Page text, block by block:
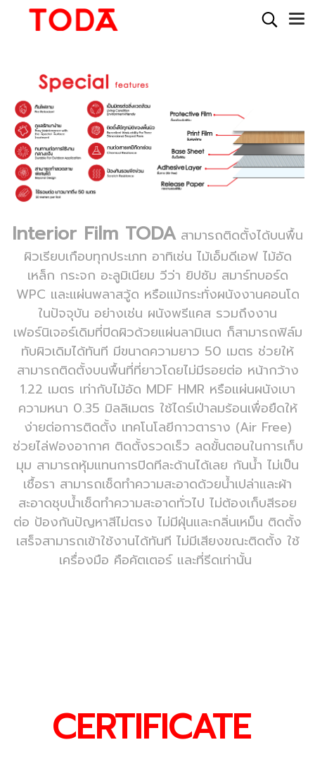
Interior Film TODAสามารถติดตั้งได้บนพื้น
ผิวเรียบเกือบทุกประเภท อาทิเช่น ไม้เอ็มดีเอฟ ไม้อัด
เหล็ก กระจก อะลูมิเนียม วีว่า ยิปซัม สมาร์ทบอร์ด
WPC และแผ่นพลาสวู้ด หรือแม้กระทั่งผนังงานคอนโด
ในปัจจุบัน อย่างเช่น ผนังพรีแคส รวมถึงงาน
เฟอร์นิเจอร์เดิมที่ปิดผิวด้วยแผ่นลามิเนต ก็สามารถฟิล์ม
ทับผิวเดิมได้ทันที มีขนาดความยาว 50 เมตร ช่วยให้
สามารถติดตั้งบนพื้นที่ที่ยาวโดยไม่มีรอยต่อ หน้ากว้าง
1.22 เมตร เท่ากับไม้อัด MDF HMR หรือแผ่นผนังเบา
ความหนา 0.35 มิลลิเมตร ใช้ไดร์เป่าลมร้อนเพื่อยืดให้
ง่ายต่อการติดตั้ง เทคโนโลยีกาวตาราง (Air Free)
ช่วยไล่ฟองอากาศ ติดตั้งรวดเร็ว ลดขั้นตอนในการเก็บ
มุม สามารถหุ้มแทนการปิดทีละด้านได้เลย กันน้ำ ไม่เป็น
เชื้อรา สามารถเช็ดทำความสะอาดด้วยน้ำเปล่าและผ้า
สะอาดชุบน้ำเช็ดทำความสะอาดทั่วไป ไม่ต้องเก็บสีรอย
ต่อ ป้องกันปัญหาสีไม่ตรง ไม่มีฝุ่นและกลิ่นเหม็น ติดตั้ง
เสร็จสามารถเข้าใช้งานได้ทันที ไม่มีเสียงขณะติดตั้ง ใช้
เครื่องมือ คือคัตเตอร์ และที่รีดเท่านั้น
CERTIFICATE